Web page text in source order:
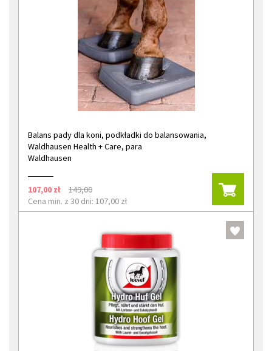
Balans pady dla koni, podkładki do balansowania,
Waldhausen Health + Care, para
Waldhausen
107,00 zł
149,00
Cena min. z 30 dni: 107,00 zł